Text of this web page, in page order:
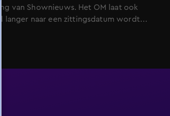
van Shownieuws. Het OM laat ook
langer naar een zittingsdatum wordt